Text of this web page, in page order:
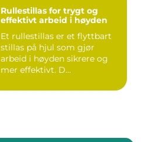
Rullestillas for trygt og
effektivt arbeid i høyden
Et rullestillas er et flyttbart
stillas på hjul som gjør
arbeid i høyden sikrere og
mer effektivt. D...